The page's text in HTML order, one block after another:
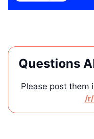
Questions
Please post them
/